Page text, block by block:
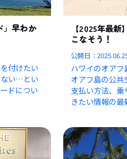
」早わか
付けたい
ない…とい
ドについ
【2025年最
こなそう！
公開日：
ハワイのオアフ
オアフ島の公
支払い方法、
きたい情報の最